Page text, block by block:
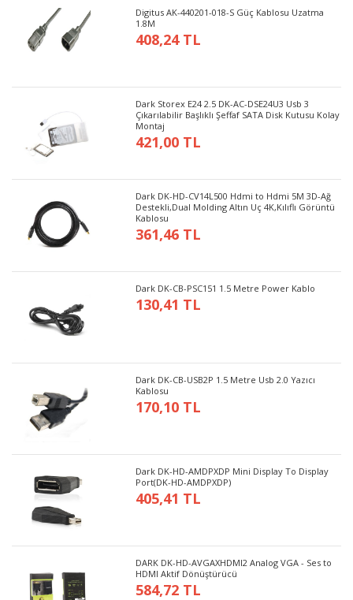
Digitus AK-440201-018-S Güç Kablosu Uzatma
1.8M
408,24 TL
Dark Storex E24 2.5 DK-AC-DSE24U3 Usb 3
Çıkarılabilir Başlıklı Şeffaf SATA Disk Kutusu Kolay
Montaj
421,00 TL
Dark DK-HD-CV14L500 Hdmi to Hdmi 5M 3D-Ağ
Destekli,Dual Molding Altın Uç 4K,Kılıflı Görüntü
Kablosu
361,46 TL
Dark DK-CB-PSC151 1.5 Metre Power Kablo
130,41 TL
Dark DK-CB-USB2P 1.5 Metre Usb 2.0 Yazıcı
Kablosu
170,10 TL
Dark DK-HD-AMDPXDP Mini Display To Display
Port(DK-HD-AMDPXDP)
405,41 TL
DARK DK-HD-AVGAXHDMI2 Analog VGA - Ses to
HDMI Aktif Dönüştürücü
584,72 TL